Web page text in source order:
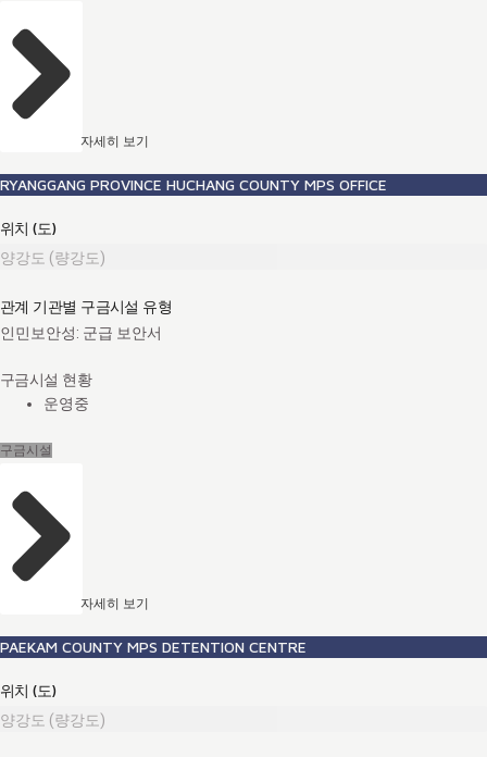
자세히 보기
RYANGGANG PROVINCE HUCHANG COUNTY MPS OFFICE
위치 (도)
양강도 (량강도)
관계 기관별 구금시설 유형
인민보안성: 군급 보안서
구금시설 현황
운영중
구금시설
자세히 보기
PAEKAM COUNTY MPS DETENTION CENTRE
위치 (도)
양강도 (량강도)